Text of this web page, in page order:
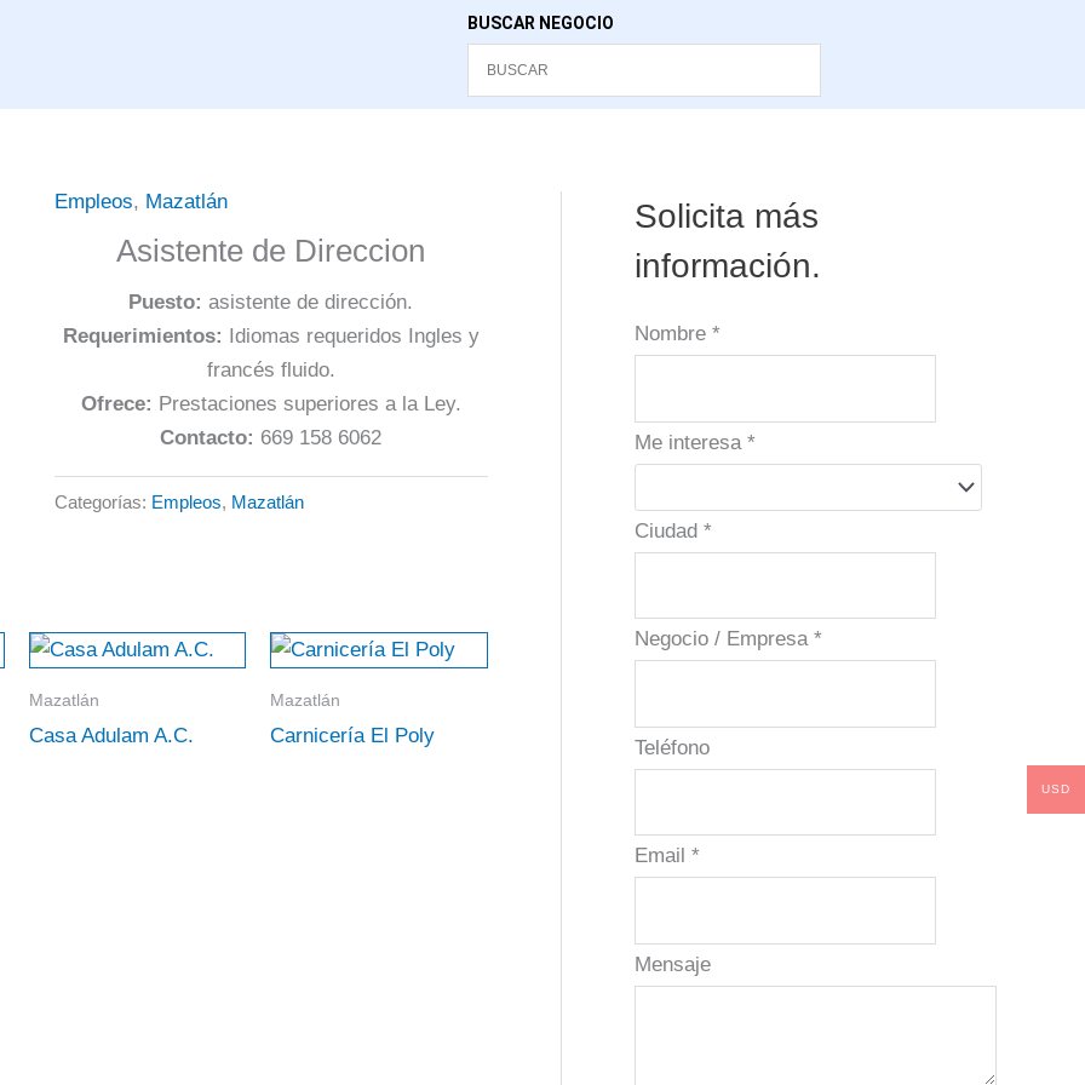
BUSCAR NEGOCIO
Empleos, Mazatlán
Asistente de Direccion
Puesto: asistente de dirección.
Requerimientos: Idiomas requeridos Ingles y
francés fluido.
Ofrece: Prestaciones superiores a la Ley.
Contacto: 669 158 6062
Categorías: Empleos, Mazatlán
Mazatlán
Casa Adulam A.C.
Mazatlán
Carnicería El Poly
Solicita más
información.
Nombre *
Me interesa *
Ciudad *
Negocio / Empresa *
Teléfono
Email *
Mensaje
USD